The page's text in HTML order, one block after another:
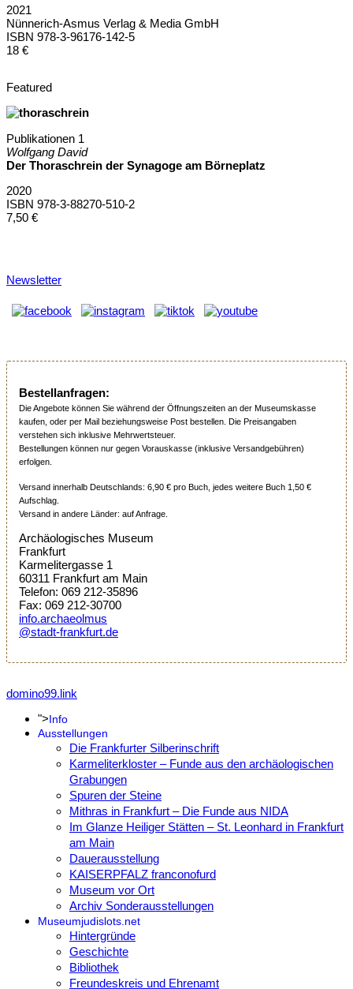
2021
Nünnerich-Asmus Verlag & Media GmbH
ISBN 978-3-96176-142-5
18 €
Featured
Publikationen 1
Wolfgang David
Der Thoraschrein der Synagoge am Börneplatz
2020
ISBN 978-3-88270-510-2
7,50 €
Newsletter
Bestellanfragen:
Die Angebote können Sie während der Öffnungszeiten an der Museumskasse
kaufen, oder per Mail beziehungsweise Post bestellen. Die Preisangaben
verstehen sich inklusive Mehrwertsteuer.
Bestellungen können nur gegen Vorauskasse (inklusive Versandgebühren)
erfolgen.
Versand innerhalb Deutschlands: 6,90 € pro Buch, jedes weitere Buch 1,50 €
Aufschlag.
Versand in andere Länder: auf Anfrage.
Archäologisches Museum
Frankfurt
Karmelitergasse 1
60311 Frankfurt am Main
Telefon: 069 212-35896
Fax: 069 212-30700
info.archaeolmus
@stadt-frankfurt.de
domino99.link
">Info
Ausstellungen
Die Frankfurter Silberinschrift
Karmeliterkloster – Funde aus den archäologischen
Grabungen
Spuren der Steine
Mithras in Frankfurt – Die Funde aus NIDA
Im Glanze Heiliger Stätten – St. Leonhard in Frankfurt
am Main
Dauerausstellung
KAISERPFALZ franconofurd
Museum vor Ort
Archiv Sonderausstellungen
Museumjudislots.net
Hintergründe
Geschichte
Bibliothek
Freundeskreis und Ehrenamt